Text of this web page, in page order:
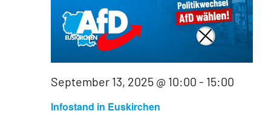
Infostand in Euskirchen
September 13, 2025 @ 10:00 - 15:00